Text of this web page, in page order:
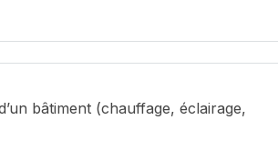
bâtiment (chauffage, éclairage,